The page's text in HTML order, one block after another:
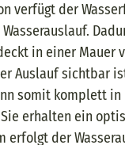
verfügt der
in einer Mauer
Auslauf sichtbar
somit komplett in
erhalten ein
erfolgt der